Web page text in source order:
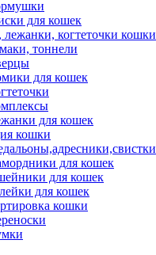
для кошек
когтеточки кошки
тоннели
для кошек
для кошек
кошки
для кошек
для кошек
для кошек
кошки